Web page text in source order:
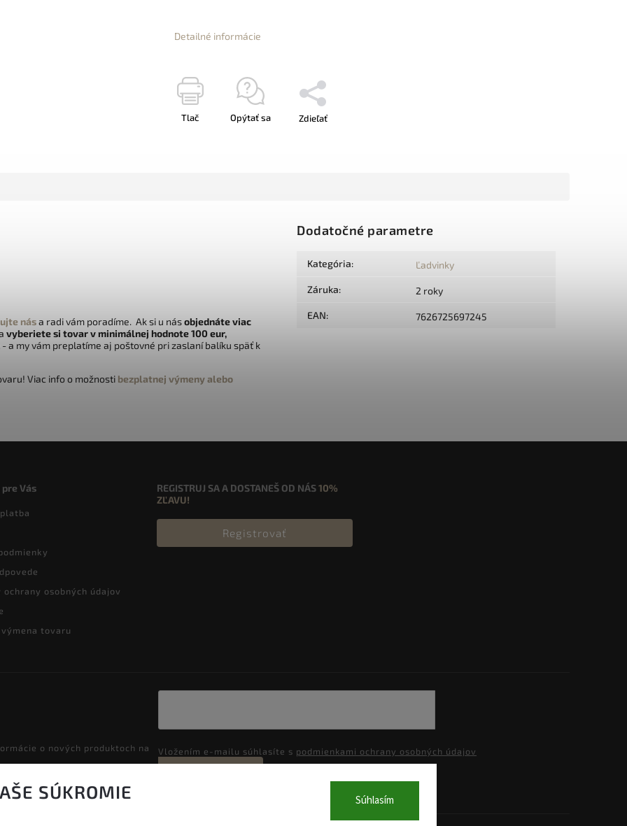
SÚKROMIE Súhlasím
Detailné informácie
Tlač Opýtať sa Zdieľať
nása radi vám poradíme. Ak si u násobjednáte viac
vyberiete si tovar v minimálnej hodnote 100 eur,
- a my vám preplatíme aj poštovné pri zaslaní balíku späť k
Viac info o možnosti bezplatnej výmeny alebo
Dodatočné parametre
Kategória: Ľadvinky
Záruka: 2 roky
EAN: 7626725697245
Vás
ochrany osobných údajov
tovaru
REGISTRUJ SA A DOSTANEŠ OD NÁS10%
ZĽAVU!
Registrovať
o nových produktoch na
Vložením e-mailu súhlasíte s podmienkami ochrany osobných údajov